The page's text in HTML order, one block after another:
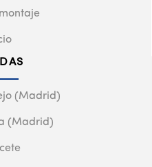
(Madrid)
(Madrid)